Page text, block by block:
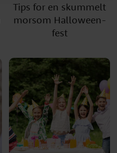
Tips for en skummelt
morsom Halloween-
fest